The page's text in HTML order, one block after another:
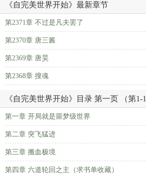
《自完美世界开始》最新章节
第2371章 不过是凡夫罢了
第2370章 唐三酱
第2369章 唐昊
第2368章 搜魂
《自完美世界开始》目录 第一页 （第1-
第一章 开局就是噩梦级世界
第二章 突飞猛进
第三章 搬血极境
第四章 六道轮回之主（求书单收藏）